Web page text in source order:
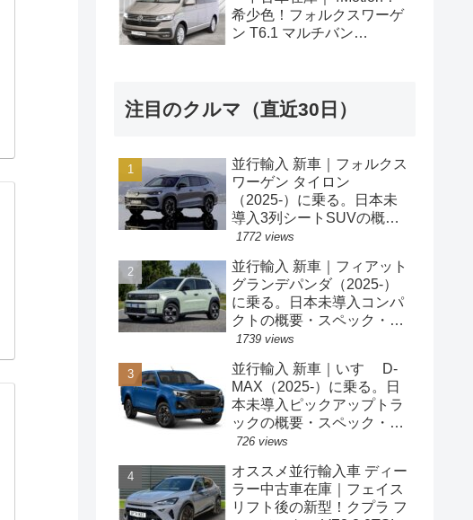
希少色！フォルクスワーゲ
ン T6.1 マルチバン
注目のクルマ（直近30日）
並行輸入 新車｜フォルクス
ワーゲン タイロン
（2025-）に乗る。日本未
導入3列シートSUVの概
要・スペック・価格の情
1772 views
並行輸入 新車｜フィアット
グランデパンダ（2025-）
に乗る。日本未導入コンパ
クトの概要・スペック・価
格の情報。
1739 views
並行輸入 新車｜いすゞ D-
MAX（2025-）に乗る。日
本未導入ピックアップトラ
ックの概要・スペック・価
格の情報。
726 views
オススメ並行輸入車 ディー
ラー中古車在庫｜フェイス
リフト後の新型！クプラ フ